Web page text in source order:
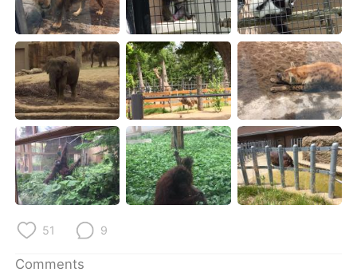
Русский ไทย
Indonesia Italiano
Türkçe Tiếng Việt
Português
51 9
Comments